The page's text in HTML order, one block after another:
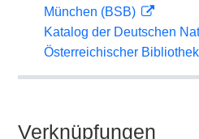
München (BSB)
Katalog der Deutschen
Österreichischer
Verknüpfungen